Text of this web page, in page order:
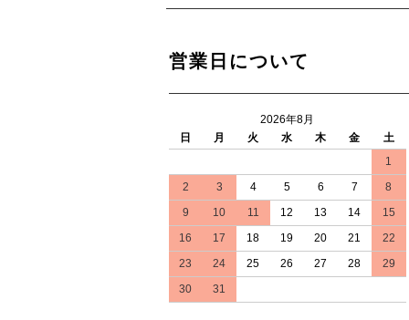
営業日について
2026年8月
日
月 火 水 木 金
土
1
2
3 4 5 6 7
8
9
10 11 12 13 14
15
16
17 18 19 20 21
22
23
24 25 26 27 28
29
30
31